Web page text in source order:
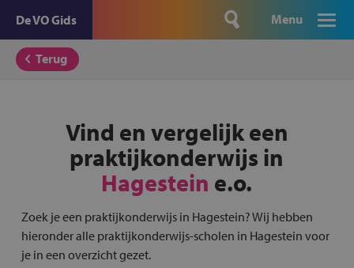
De VO Gids Menu
Terug
Vind en vergelijk een
praktijkonderwijs in
Hagestein e.o.
Zoek je een praktijkonderwijs in Hagestein? Wij hebben
hieronder alle praktijkonderwijs-scholen in Hagestein voor
je in een overzicht gezet.